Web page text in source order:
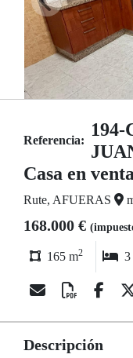
Referencia:
194-
Casa en venta
Rute, AFUERAS
168.000 €
165 m2 3
Descripción